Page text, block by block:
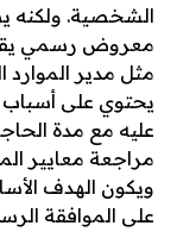
الشخصية. ولكنه
معروض رسمي
مثل مدير الموارد
يحتوي على
عليه مع مدة
مراجعة معايير
ويكون الهدف
على الموافقة